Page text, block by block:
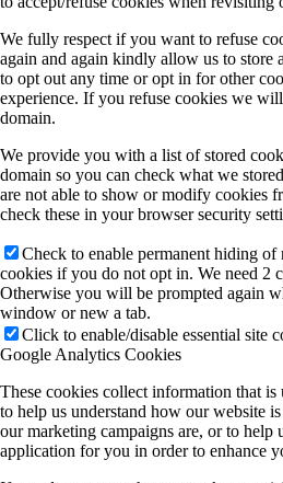
We fully respect if you want to refuse
again and again kindly allow us to store
to opt out any time or opt in for other
experience. If you refuse cookies we
domain.
We provide you with a list of stored
domain so you can check what we
are not able to show or modify cookies
check these in your browser security
Check to enable permanent hiding of
cookies if you do not opt in. We need 2
Otherwise you will be prompted again
window or new a tab.
Click to enable/disable essential site
Google Analytics Cookies
These cookies collect information that is
to help us understand how our website
our marketing campaigns are, or to help
application for you in order to enhance